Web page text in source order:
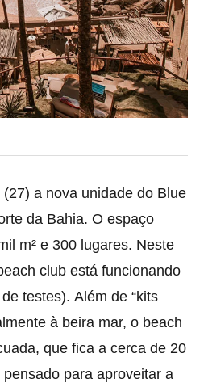
a nova unidade do Blue
da Bahia. O espaço
m² e 300 lugares. Neste
club está funcionando
testes). Além de “kits
à beira mar, o beach
que fica a cerca de 20
para aproveitar a